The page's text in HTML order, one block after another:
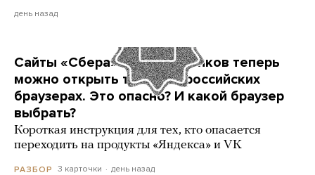
день назад
Сайты «Сбера» и других банков теперь
можно открыть только в российских
браузерах. Это опасно? И какой браузер
выбрать?
Короткая инструкция для тех, кто опасается
переходить на продукты «Яндекса» и VK
РАЗБОР 3 карточки день назад